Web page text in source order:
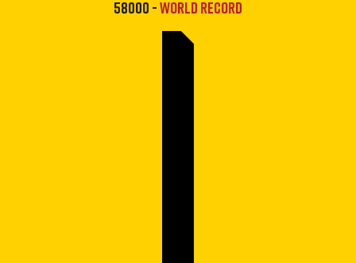
58000 -WORLD RECORD